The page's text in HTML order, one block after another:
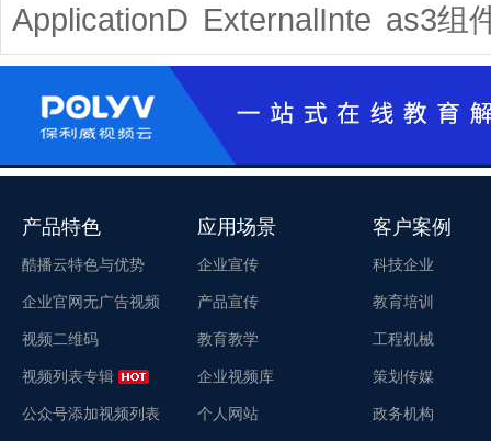
ApplicationD ExternalInte as3组
产品特色
酷播云特色与优势
企业官网无广告视频
视频二维码
视频列表专辑
公众号添加视频列表
应用场景
企业宣传
产品宣传
教育教学
企业视频库
个人网站
客户案例
科技企业
教育培训
工程机械
策划传媒
政务机构